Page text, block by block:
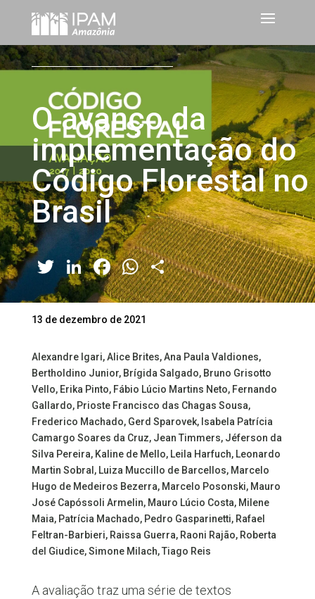
O avanço da
implementação do
Código Florestal no
Brasil
Twitter
LinkedIn
Facebook
WhatsApp
Share
13 de dezembro de 2021
Alexandre Igari, Alice Brites, Ana Paula Valdiones,
Bertholdino Junior, Brígida Salgado, Bruno Grisotto
Vello, Erika Pinto, Fábio Lúcio Martins Neto, Fernando
Gallardo, Prioste Francisco das Chagas Sousa,
Frederico Machado, Gerd Sparovek, Isabela Patrícia
Camargo Soares da Cruz, Jean Timmers, Jéferson da
Silva Pereira, Kaline de Mello, Leila Harfuch, Leonardo
Martin Sobral, Luiza Muccillo de Barcellos, Marcelo
Hugo de Medeiros Bezerra, Marcelo Posonski, Mauro
José Capóssoli Armelin, Mauro Lúcio Costa, Milene
Maia, Patrícia Machado, Pedro Gasparinetti, Rafael
Feltran-Barbieri, Raissa Guerra, Raoni Rajão, Roberta
del Giudice, Simone Milach, Tiago Reis
A avaliação traz uma série de textos